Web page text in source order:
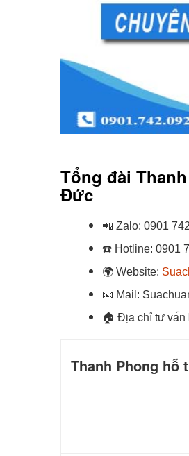
Tổng đài
Đức
📲 Zalo: 0901
☎️ Hotline: 0901
🌍 Website:
📧 Mail:
🏠 Địa chỉ tư vấn
Thanh Phong